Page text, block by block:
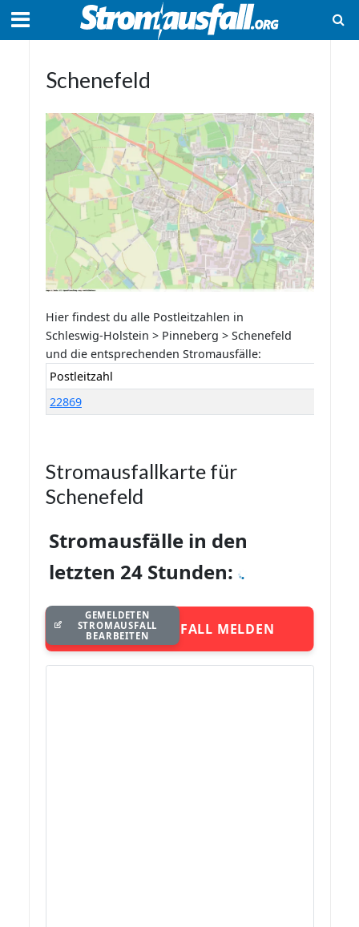
Schenefeld
Hier findest du alle Postleitzahlen in
Schleswig-Holstein > Pinneberg > Schenefeld
und die entsprechenden Stromausfälle:
Postleitzahl
22869
Stromausfallkarte für
Schenefeld
Stromausfälle in den
letzten 24 Stunden:
STROMAUSFALL MELDEN
GEMELDETEN
STROMAUSFALL
BEARBEITEN